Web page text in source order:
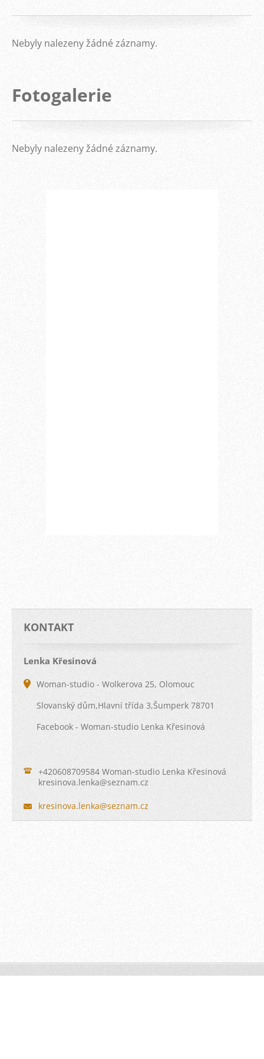
Nebyly nalezeny žádné záznamy.
Fotogalerie
Nebyly nalezeny žádné záznamy.
KONTAKT
Lenka Křesinová
Woman-studio - Wolkerova 25, Olomouc
Slovanský dům,Hlavní třída 3,Šumperk 78701
Facebook - Woman-studio Lenka Křesinová
+420608709584 Woman-studio Lenka Křesinová
kresinova.lenka@seznam.cz
kresinova.lenka@seznam.cz